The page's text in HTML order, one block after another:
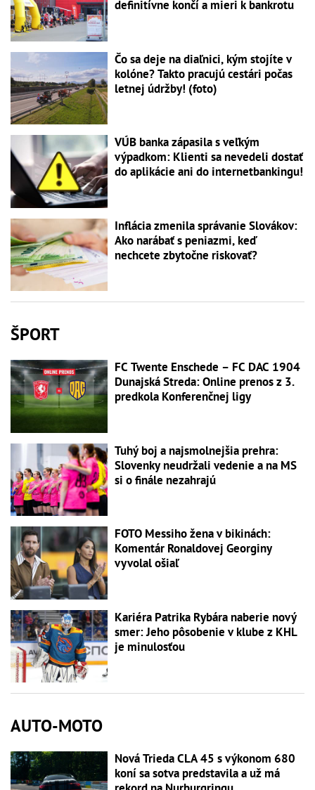
definitívne končí a mieri k bankrotu
Čo sa deje na diaľnici, kým stojíte v
kolóne? Takto pracujú cestári počas
letnej údržby! (foto)
VÚB banka zápasila s veľkým
výpadkom: Klienti sa nevedeli dostať
do aplikácie ani do internetbankingu!
Inflácia zmenila správanie Slovákov:
Ako narábať s peniazmi, keď
nechcete zbytočne riskovať?
ŠPORT
FC Twente Enschede – FC DAC 1904
Dunajská Streda: Online prenos z 3.
predkola Konferenčnej ligy
Tuhý boj a najsmolnejšia prehra:
Slovenky neudržali vedenie a na MS
si o finále nezahrajú
FOTO Messiho žena v bikinách:
Komentár Ronaldovej Georginy
vyvolal ošiaľ
Kariéra Patrika Rybára naberie nový
smer: Jeho pôsobenie v klube z KHL
je minulosťou
AUTO-MOTO
Nová Trieda CLA 45 s výkonom 680
koní sa sotva predstavila a už má